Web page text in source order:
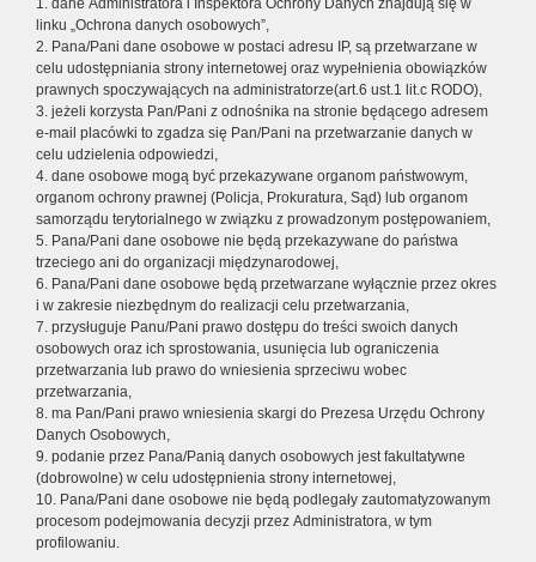
1. dane Administratora i Inspektora Ochrony Danych znajdują się w
linku „Ochrona danych osobowych”,
2. Pana/Pani dane osobowe w postaci adresu IP, są przetwarzane w
celu udostępniania strony internetowej oraz wypełnienia obowiązków
prawnych spoczywających na administratorze(art.6 ust.1 lit.c RODO),
3. jeżeli korzysta Pan/Pani z odnośnika na stronie będącego adresem
e-mail placówki to zgadza się Pan/Pani na przetwarzanie danych w
celu udzielenia odpowiedzi,
4. dane osobowe mogą być przekazywane organom państwowym,
organom ochrony prawnej (Policja, Prokuratura, Sąd) lub organom
samorządu terytorialnego w związku z prowadzonym postępowaniem,
5. Pana/Pani dane osobowe nie będą przekazywane do państwa
trzeciego ani do organizacji międzynarodowej,
6. Pana/Pani dane osobowe będą przetwarzane wyłącznie przez okres
i w zakresie niezbędnym do realizacji celu przetwarzania,
7. przysługuje Panu/Pani prawo dostępu do treści swoich danych
osobowych oraz ich sprostowania, usunięcia lub ograniczenia
przetwarzania lub prawo do wniesienia sprzeciwu wobec
przetwarzania,
8. ma Pan/Pani prawo wniesienia skargi do Prezesa Urzędu Ochrony
Danych Osobowych,
9. podanie przez Pana/Panią danych osobowych jest fakultatywne
(dobrowolne) w celu udostępnienia strony internetowej,
10. Pana/Pani dane osobowe nie będą podlegały zautomatyzowanym
procesom podejmowania decyzji przez Administratora, w tym
profilowaniu.